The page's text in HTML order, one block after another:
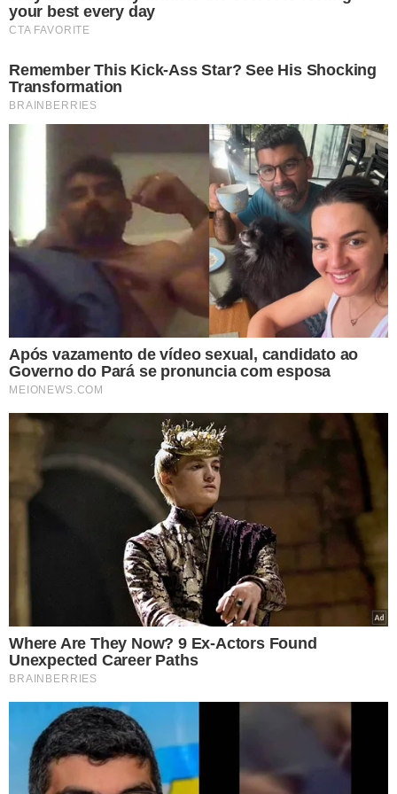
Shuttertock
Em relação ao temperamento, no geral é uma raça
tranquila, mas alerta e que late para avisar quando nota
algo diferente. Sendo assim, alguns pais e mães podem
optar por adestrá-lo, comenta a especialista. Entre os
principais atrativos do Shih Tzu, a alegria dessa raça é
contagiante e uma ótima companhia para todos os
familiares. Essa raça não gosta de ficar sozinho por muito
tempo e precisa de atenção. Por ser muito sociável, o
Shih Tzu se dá bem com todos, o que inclui outros
animais, pessoas diferentes e até mesmo crianças.
Quando bem cuidados, esses pequenos companheiros
podem viver de 13 até os 15 anos.